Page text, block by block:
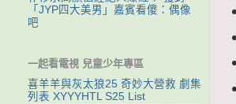
「JYP四大美男」嘉賓看傻：偶像
吧
一起看電視 兒童少年專區
喜羊羊與灰太狼25 奇妙大營救 劇集
列表 XYYYHTL S25 List